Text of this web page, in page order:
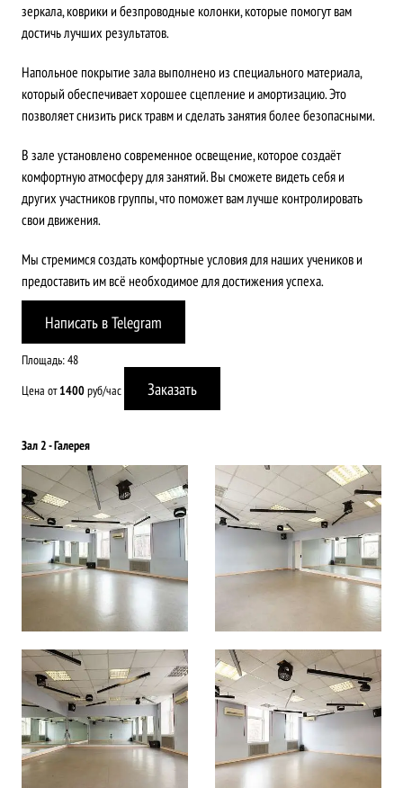
зеркала, коврики и безпроводные колонки, которые помогут вам
достичь лучших результатов.
Напольное покрытие зала выполнено из специального материала,
который обеспечивает хорошее сцепление и амортизацию. Это
позволяет снизить риск травм и сделать занятия более безопасными.
В зале установлено современное освещение, которое создаёт
комфортную атмосферу для занятий. Вы сможете видеть себя и
других участников группы, что поможет вам лучше контролировать
свои движения.
Мы стремимся создать комфортные условия для наших учеников и
предоставить им всё необходимое для достижения успеха.
Написать в Telegram
Площадь: 48
Цена от 1400руб/час Заказать
Зал 2 - Галерея